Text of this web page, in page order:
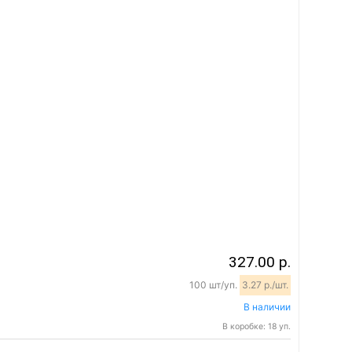
327.00 р.
100 шт/уп. 3.27 р./шт.
В наличии
В коробке: 18 уп.